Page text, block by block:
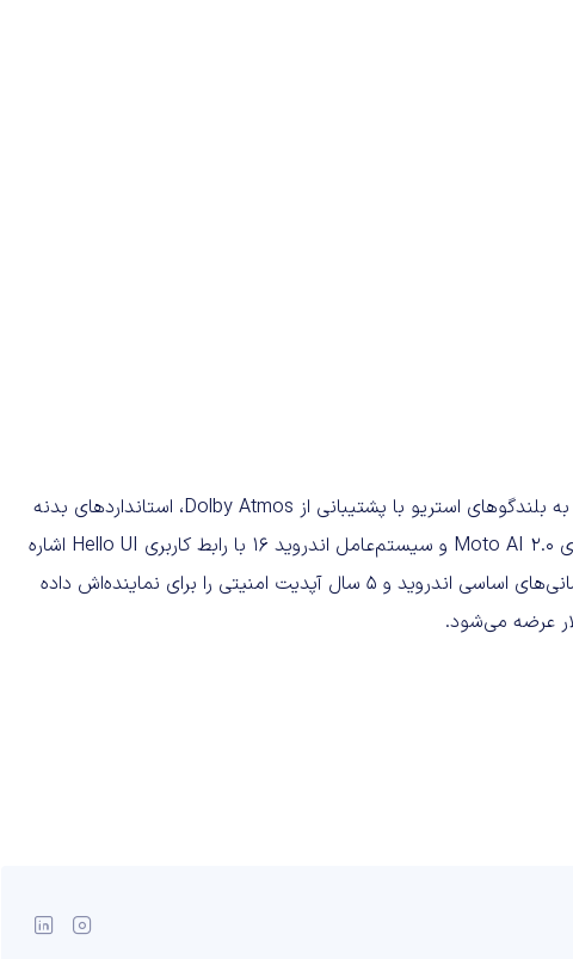
از دیگر ویژگی‌های شاخص +Edge 70 Pro می‌توان به بلندگوهای استریو با پشتیبانی از Dolby Atmos، استانداردهای بدنه
IP68 و IP69، گواهی نظامی MIL-STD-810H، فناوری Moto AI 2.0 و سیستم‌عامل اندروید 16 با رابط کاربری Hello UI اشاره
کرد. موتورولا همچنین وعده انتشار ۳ سال به‌روزرسانی‌های اساسی اندروید و ۵ سال آپدیت امنیتی را برای نماینده‌اش داده